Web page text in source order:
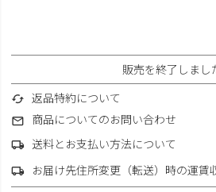
販売を終了しまし
返品特約について
商品についてのお問い合わせ
送料とお支払い方法について
お届け先住所変更（転送）時の運賃